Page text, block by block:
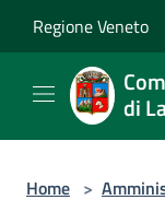
Regione Veneto
di
Home >